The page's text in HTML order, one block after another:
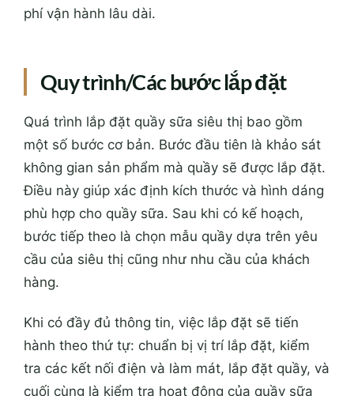
phí vận hành lâu dài.
Quy trình/Các bước lắp đặt
Quá trình lắp đặt quầy sữa siêu thị bao gồm
một số bước cơ bản. Bước đầu tiên là khảo sát
không gian sản phẩm mà quầy sẽ được lắp đặt.
Điều này giúp xác định kích thước và hình dáng
phù hợp cho quầy sữa. Sau khi có kế hoạch,
bước tiếp theo là chọn mẫu quầy dựa trên yêu
cầu của siêu thị cũng như nhu cầu của khách
hàng.
Khi có đầy đủ thông tin, việc lắp đặt sẽ tiến
hành theo thứ tự: chuẩn bị vị trí lắp đặt, kiểm
tra các kết nối điện và làm mát, lắp đặt quầy, và
cuối cùng là kiểm tra hoạt động của quầy sữa